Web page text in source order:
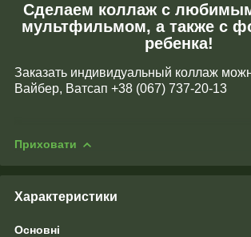
Сделаем коллаж с
мультфильмом, а также с
ребенка!
Заказать индивидуальный коллаж
Вайбер, Ватсап +38 (067) 737-20-13
Приховати
Характеристики
Основні